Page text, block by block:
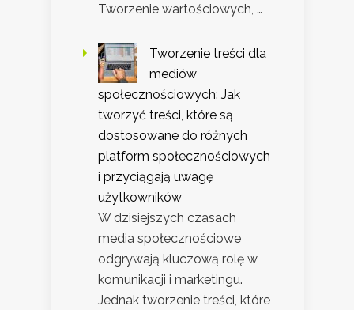
Tworzenie wartościowych, …
Tworzenie treści dla
mediów
społecznościowych: Jak
tworzyć treści, które są
dostosowane do różnych
platform społecznościowych
i przyciągają uwagę
użytkowników
W dzisiejszych czasach
media społecznościowe
odgrywają kluczową rolę w
komunikacji i marketingu.
Jednak tworzenie treści, które